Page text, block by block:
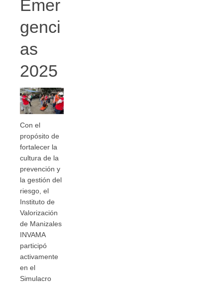
Emer
genci
as
2025
Con el
propósito de
fortalecer la
cultura de la
prevención y
la gestión del
riesgo, el
Instituto de
Valorización
de Manizales
INVAMA
participó
activamente
en el
Simulacro